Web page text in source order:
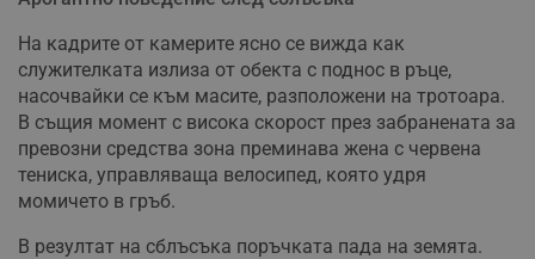
На кадрите от камерите ясно се вижда как
служителката излиза от обекта с поднос в ръце,
насочвайки се към масите, разположени на тротоара.
В същия момент с висока скорост през забранената за
превозни средства зона преминава жена с червена
тениска, управляваща велосипед, която удря
момичето в гръб.
В резултат на сблъсъка поръчката пада на земята.